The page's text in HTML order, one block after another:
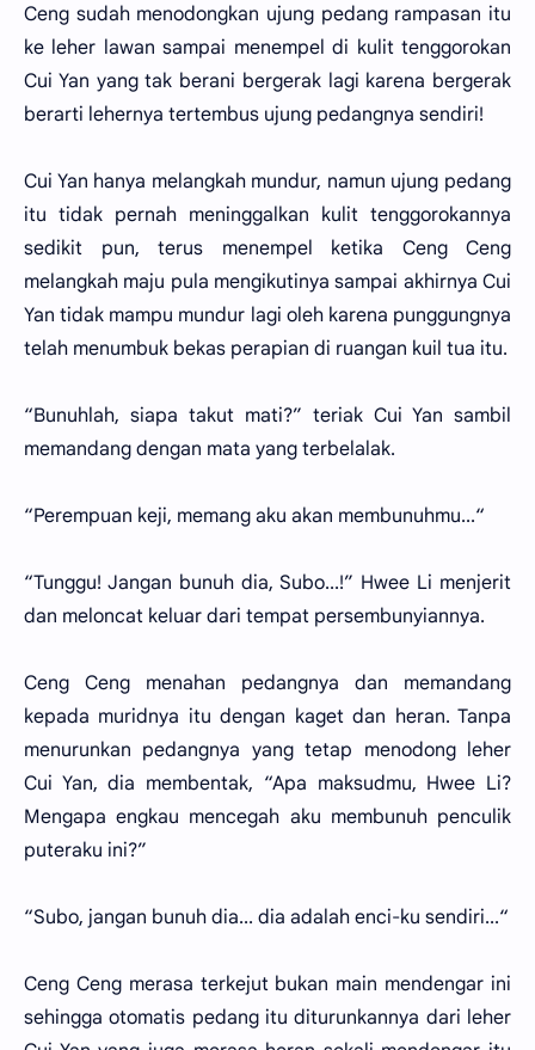
Ceng sudah menodongkan ujung pedang rampasan itu
ke leher lawan sampai menempel di kulit tenggorokan
Cui Yan yang tak berani bergerak lagi karena bergerak
berarti lehernya tertembus ujung pedangnya sendiri!
Cui Yan hanya melangkah mundur, namun ujung pedang
itu tidak pernah meninggalkan kulit tenggorokannya
sedikit pun, terus menempel ketika Ceng Ceng
melangkah maju pula mengikutinya sampai akhirnya Cui
Yan tidak mampu mundur lagi oleh karena punggungnya
telah menumbuk bekas perapian di ruangan kuil tua itu.
“Bunuhlah, siapa takut mati?” teriak Cui Yan sambil
memandang dengan mata yang terbelalak.
“Perempuan keji, memang aku akan membunuhmu...“
“Tunggu! Jangan bunuh dia, Subo...!” Hwee Li menjerit
dan meloncat keluar dari tempat persembunyiannya.
Ceng Ceng menahan pedangnya dan memandang
kepada muridnya itu dengan kaget dan heran. Tanpa
menurunkan pedangnya yang tetap menodong leher
Cui Yan, dia membentak, “Apa maksudmu, Hwee Li?
Mengapa engkau mencegah aku membunuh penculik
puteraku ini?”
“Subo, jangan bunuh dia... dia adalah enci-ku sendiri...“
Ceng Ceng merasa terkejut bukan main mendengar ini
sehingga otomatis pedang itu diturunkannya dari leher